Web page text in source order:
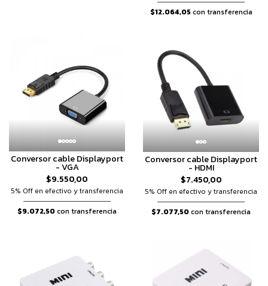
$12.064,05con transferencia
Conversor cable Displayport
- VGA
$9.550,00
5% Off en efectivo y transferencia
$9.072,50con transferencia
Conversor cable Displayport
- HDMI
$7.450,00
5% Off en efectivo y transferencia
$7.077,50con transferencia